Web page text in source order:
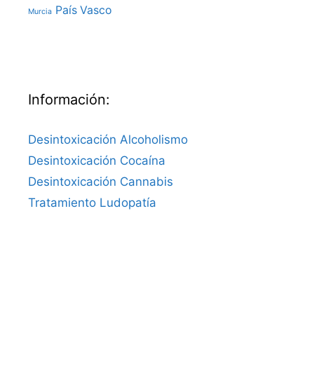
Murcia País Vasco
Información:
Desintoxicación Alcoholismo
Desintoxicación Cocaína
Desintoxicación Cannabis
Tratamiento Ludopatía